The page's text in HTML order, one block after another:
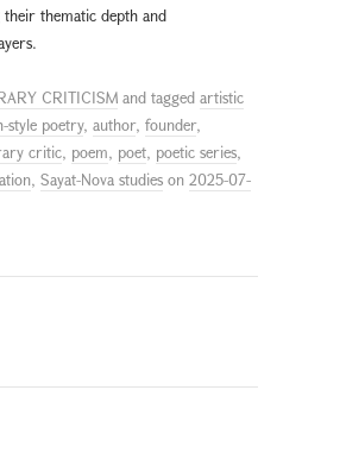
their thematic depth and
CRITICISM and tagged artistic
style poetry, author, founder,
critic, poem, poet, poetic series,
, Sayat-Nova studies on 2025-07-